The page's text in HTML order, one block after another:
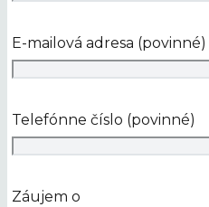
E-mailová adresa (povinné)
Telefónne číslo (povinné)
Záujem o